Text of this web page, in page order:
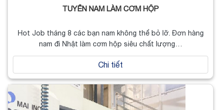
TUYỂN NAM LÀM CƠM HỘP
Hot Job tháng 8 các bạn nam không thể bỏ lỡ. Đơn hàng
nam đi Nhật làm cơm hộp siêu chất lượng…
Chi tiết